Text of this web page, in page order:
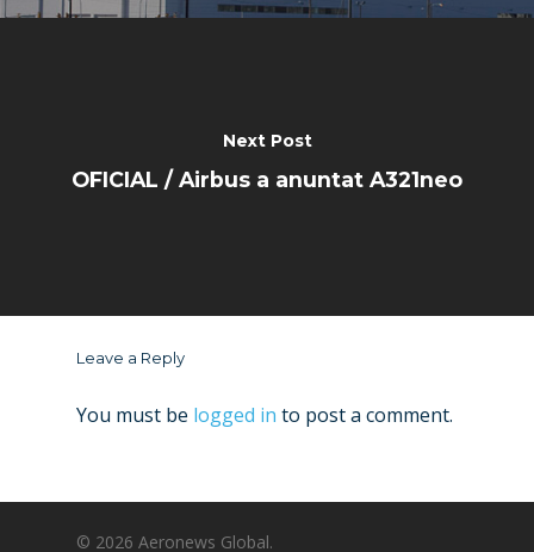
Next Post
OFICIAL / Airbus a anuntat A321neo
Leave a Reply
You must be logged in to post a comment.
© 2026 Aeronews Global.